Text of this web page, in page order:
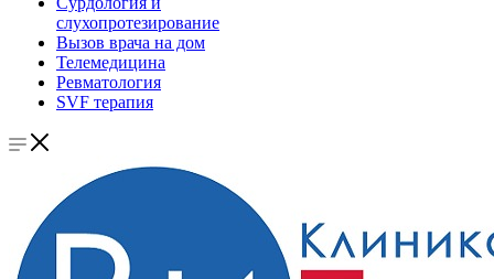
слухопротезирование
Вызов врача на дом
Телемедицина
Ревматология
SVF терапия